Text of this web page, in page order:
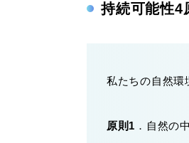
持続可能性4
私たちの自然環
原則1 ．自然の